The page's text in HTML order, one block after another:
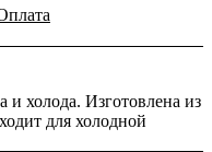
и холода. Изготовлена из
для холодной